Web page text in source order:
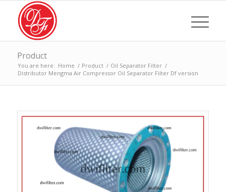
Product
You are here: Home / Product / Oil Separator Filter /
Distributor Mengma Air Compressor Oil Separator Filter Df version